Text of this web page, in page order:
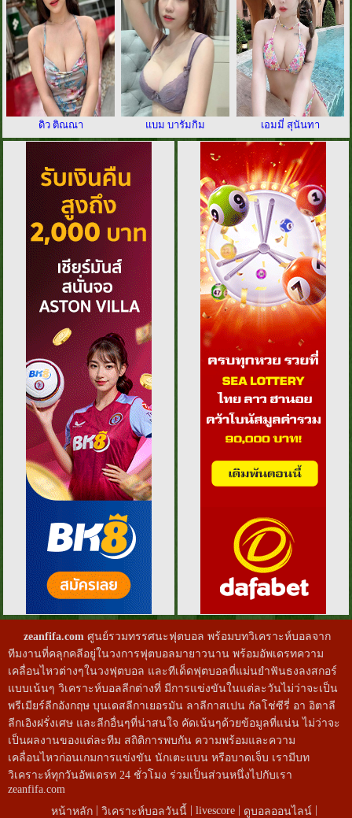
ดิว ติณณา แบม บารัมกิม เอมมี่ สุนันทา
zeanfifa.com ศูนย์รวมทรรศนะฟุตบอล พร้อมบทวิเคราะห์บอลจาก
ทีมงานที่คลุกคลีอยู่ในวงการฟุตบอลมายาวนาน พร้อมอัพเดรทความ
เคลื่อนไหวต่างๆในวงฟุตบอล และทีเด็ดฟุตบอลที่แม่นยำฟันธงลงสกอร์
แบบเน้นๆ วิเคราะห์บอลลีกต่างที่ มีการแข่งขันในแต่ละวันไม่ว่าจะเป็น
พรีเมียร์ลีกอังกฤษ บุนเดสลีกาเยอรมัน ลาลีกาสเปน กัลโช่ซีรี่ อา อิตาลี
ลีกเอิงฝรั่งเศษ และลีกอื่นๆที่น่าสนใจ คัดเน้นๆด้วยข้อมูลที่แน่น ไม่ว่าจะ
เป็นผลงานของแต่ละทีม สถิติการพบกัน ความพร้อมและความ
เคลื่อนไหวก่อนเกมการแข่งขัน นักเตะแบน หรือบาดเจ็บ เรามีบท
วิเคราะห์ทุกวันอัพเดรท 24 ชั่วโมง ร่วมเป็นส่วนหนึ่งไปกับเรา
zeanfifa.com
หน้าหลัก
วิเคราะห์บอลวันนี้ livescore| ดูบอลออนไลน์